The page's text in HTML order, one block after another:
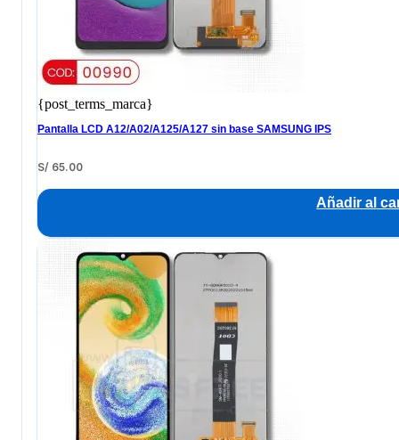
{post_terms_marca}
Pantalla LCD A12/A02/A125/A127 sin base SAMSUNG IPS
S/ 65.00
Añadir al